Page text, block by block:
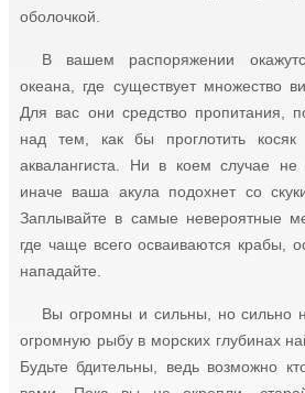
оболочкой.
В вашем распоряжении
океана, где существует множество
Для вас они средство пропитания,
над тем, как бы проглотить
аквалангиста. Ни в коем случае
иначе ваша акула подохнет со
Заплывайте в самые невероятные
где чаще всего осваиваются крабы,
нападайте.
Вы огромны и сильны, но сильно
огромную рыбу в морских глубинах
Будьте бдительны, ведь возможно